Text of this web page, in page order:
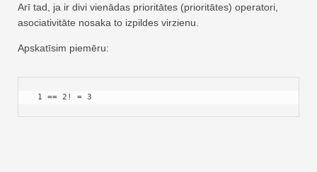
Arī tad, ja ir divi vienādas prioritātes (prioritātes) operatori,
asociativitāte nosaka to izpildes virzienu.
Apskatīsim piemēru:
1 == 2! = 3